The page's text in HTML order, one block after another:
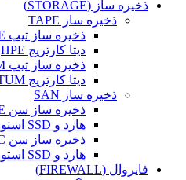
ذخیره ساز (STORAGE)
ذخیره ساز TAPE
ذخیره ساز تیپ HPE
دیتا کارتریج HPE
ذخیره ساز تیپ QUANTUM
دیتا کارتریج QUANTUM
ذخیره ساز SAN
ذخیره ساز سن HPE
هارد و SSD استوریج HPE
ذخیره ساز سن DELL EMC
هارد و SSD استوریج DELL EMC
فایروال (FIREWALL)